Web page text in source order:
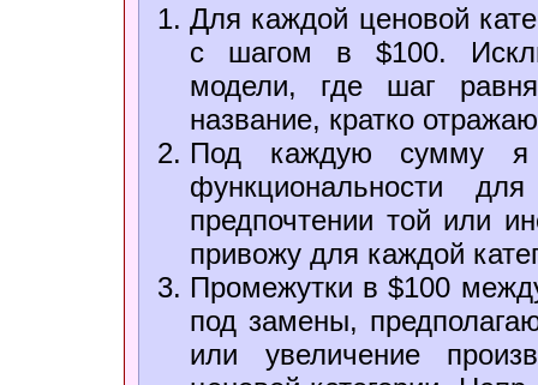
Для каждой ценовой
с шагом в $100.
модели, где шаг
название, кратко
Под каждую сумму я
функциональности
предпочтении той или
привожу для каждой
Промежутки в $100
под замены,
или увеличение